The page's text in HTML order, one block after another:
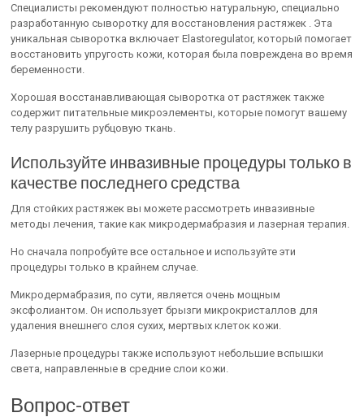
Специалисты рекомендуют полностью натуральную, специально
разработанную сыворотку для восстановления растяжек . Эта
уникальная сыворотка включает Elastoregulator, который помогает
восстановить упругость кожи, которая была повреждена во время
беременности.
Хорошая восстанавливающая сыворотка от растяжек также
содержит питательные микроэлементы, которые помогут вашему
телу разрушить рубцовую ткань.
Используйте инвазивные процедуры только в
качестве последнего средства
Для стойких растяжек вы можете рассмотреть инвазивные
методы лечения, такие как микродермабразия и лазерная терапия.
Но сначала попробуйте все остальное и используйте эти
процедуры только в крайнем случае.
Микродермабразия, по сути, является очень мощным
эксфолиантом. Он использует брызги микрокристаллов для
удаления внешнего слоя сухих, мертвых клеток кожи.
Лазерные процедуры также используют небольшие вспышки
света, направленные в средние слои кожи.
Вопрос-ответ